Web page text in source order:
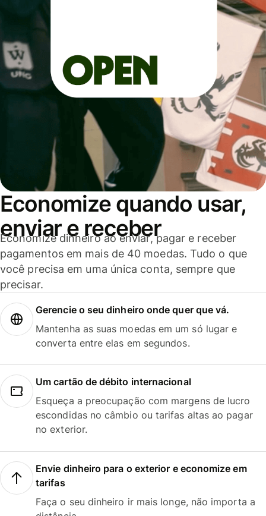
Economize quando usar,
enviar e receber
Economize dinheiro ao enviar, pagar e receber
pagamentos em mais de 40 moedas. Tudo o que
você precisa em uma única conta, sempre que
precisar.
Gerencie o seu dinheiro onde quer que vá.
Mantenha as suas moedas em um só lugar e
converta entre elas em segundos.
Um cartão de débito internacional
Esqueça a preocupação com margens de lucro
escondidas no câmbio ou tarifas altas ao pagar
no exterior.
Envie dinheiro para o exterior e economize em
tarifas
Faça o seu dinheiro ir mais longe, não importa a